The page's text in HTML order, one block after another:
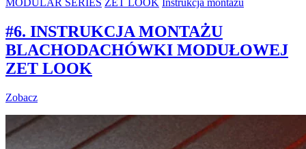
MODULAR SERIES ZET LOOK Instrukcja montażu
#6. INSTRUKCJA MONTAŻU
BLACHODACHÓWKI MODUŁOWEJ
ZET LOOK
Zobacz